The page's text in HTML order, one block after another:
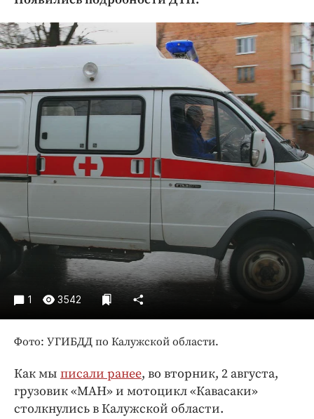
Криминал
Культура
Недвижимость и ЖКХ
Образование
Общество
Погода
Праздники
Происшествия
Спорт
Блоги
Издания
Медиаперсона
Интересное чтиво
Клиника года
Работодатель года
1 3542
Фото: УГИБДД по Калужской области.
Как мы писали ранее, во вторник, 2 августа,
грузовик «МАН» и мотоцикл «Кавасаки»
столкнулись в Калужской области.